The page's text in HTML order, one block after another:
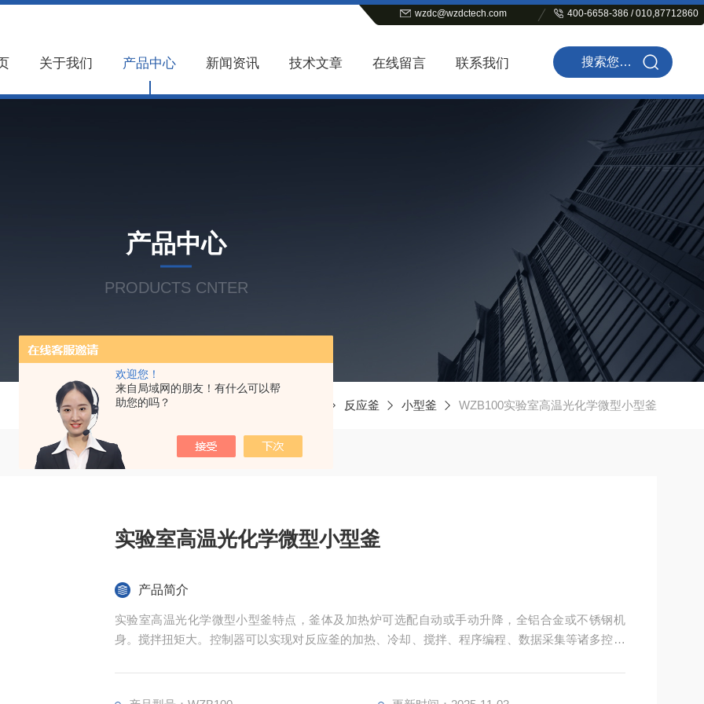
欢迎您！
来自局域网的朋友！有什么可以帮
助您的吗？
wzdc@wzdctech.com 400-6658-386 / 010,87712860
关于我们 产品中心 新闻资讯 技术文章 在线留言 联系我们
产品中心
PRODUCTS CNTER
反应釜 小型釜 WZB100实验室高温光化学微型小型釜
实验室高温光化学微型小型釜
产品简介
实验室高温光化学微型小型釜特点，釜体及加热炉可选配自动或手动升降，全铝合金或不锈钢机
身。搅拌扭矩大。控制器可以实现对反应釜的加热、冷却、搅拌、程序编程、数据采集等诸多控制